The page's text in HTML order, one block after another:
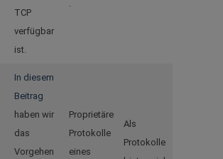
TCP
verfügbar
ist.
In diesem
Beitrag
haben wir
das
Vorgehen
Proprietäre
Protokolle
eines
Als
Protokolle